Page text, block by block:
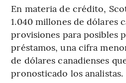
En materia de crédito,
1.040 millones de dólares
provisiones para posibles
préstamos, una cifra
de dólares canadienses
pronosticado los analistas.